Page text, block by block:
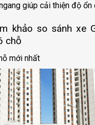
giúp cải thiện độ ổn
khảo so sánh xe
chỗ
mới nhất